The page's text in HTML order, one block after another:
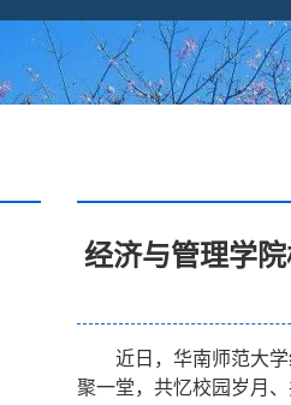
经济与管理学
近日，华南师范大
聚一堂，共忆校园岁月